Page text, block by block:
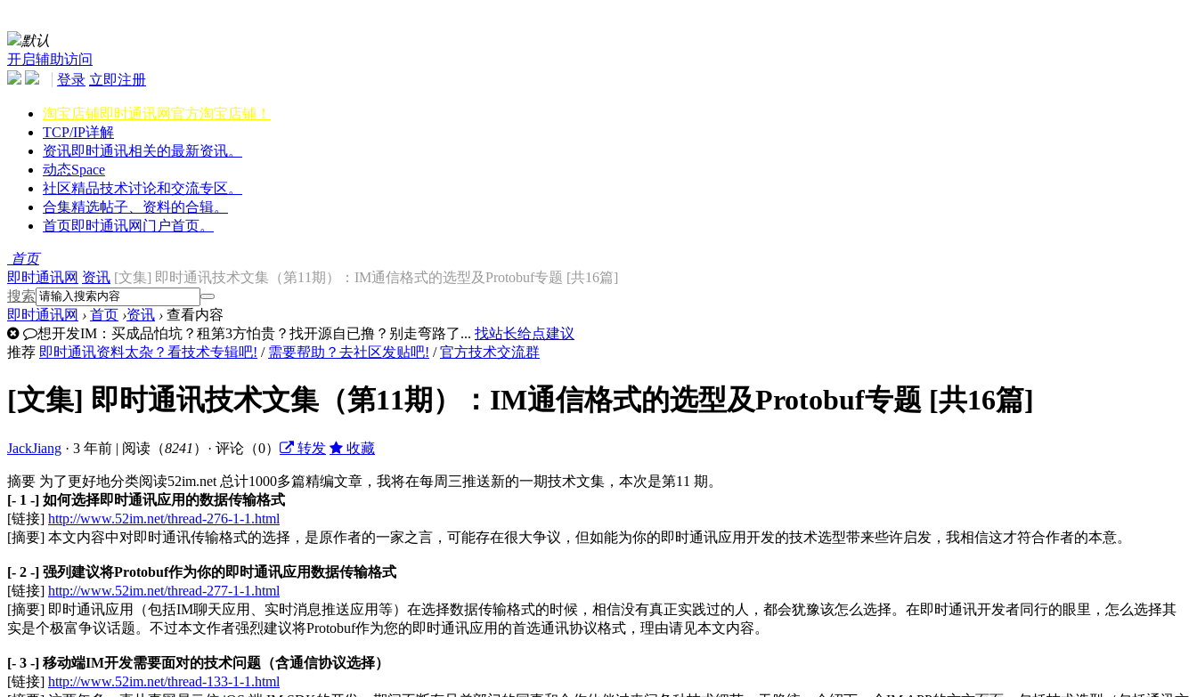
默认
开启辅助访问
登录 立即注册
淘宝店铺即时通讯网官方淘宝店铺！
TCP/IP详解
资讯即时通讯相关的最新资讯。
动态Space
社区精品技术讨论和交流专区。
合集精选帖子、资料的合辑。
首页即时通讯网门户首页。
首页
即时通讯网 资讯 [文集] 即时通讯技术文集（第11期）：IM通信格式的选型及Protobuf专题 [共16篇]
搜索
即时通讯网 › 首页 ›资讯 › 查看内容
想开发IM：买成品怕坑？租第3方怕贵？找开源自已撸？别走弯路了... 找站长给点建议
推荐 即时通讯资料太杂？看技术专辑吧! / 需要帮助？去社区发贴吧! / 官方技术交流群
[文集] 即时通讯技术文集（第11期）：IM通信格式的选型及Protobuf专题 [共16篇]
JackJiang · 3 年前 | 阅读（8241 ）· 评论（0） 转发 收藏
摘要 为了更好地分类阅读52im.net 总计1000多篇精编文章，我将在每周三推送新的一期技术文集，本次是第11 期。
​[- 1 -] 如何选择即时通讯应用的数据传输格式
[链接] http://www.52im.net/thread-276-1-1.html
[摘要] 本文内容中对即时通讯传输格式的选择，是原作者的一家之言，可能存在很大争议，但如能为你的即时通讯应用开发的技术选型带来些许启发，我相信这才符合作者的本意。
[- 2 -] 强列建议将Protobuf作为你的即时通讯应用数据传输格式
[链接] http://www.52im.net/thread-277-1-1.html
[摘要] 即时通讯应用（包括IM聊天应用、实时消息推送应用等）在选择数据传输格式的时候，相信没有真正实践过的人，都会犹豫该怎么选择。在即时通讯开发者同行的眼里，怎么选择其
实是个极富争议话题。不过本文作者强烈建议将Protobuf作为您的即时通讯应用的首选通讯协议格式，理由请见本文内容。
[- 3 -] 移动端IM开发需要面对的技术问题（含通信协议选择）
[链接] http://www.52im.net/thread-133-1-1.html